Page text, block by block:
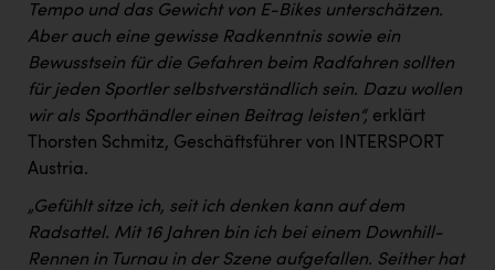
Tempo und das Gewicht von E-Bikes unterschätzen.
Aber auch eine gewisse Radkenntnis sowie ein
Bewusstsein für die Gefahren beim Radfahren sollten
für jeden Sportler selbstverständlich sein. Dazu wollen
wir als Sporthändler einen Beitrag leisten“, erklärt
Thorsten Schmitz, Geschäftsführer von INTERSPORT
Austria.
„Gefühlt sitze ich, seit ich denken kann auf dem
Radsattel. Mit 16 Jahren bin ich bei einem Downhill-
Rennen in Turnau in der Szene aufgefallen. Seither hat